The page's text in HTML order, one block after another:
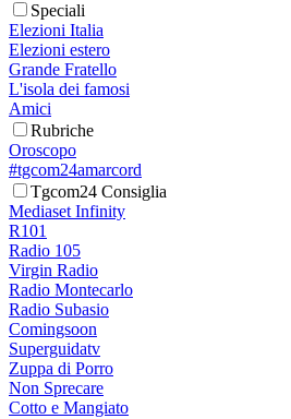
Speciali
Elezioni Italia
Elezioni estero
Grande Fratello
L'isola dei famosi
Amici
Rubriche
Oroscopo
#tgcom24amarcord
Tgcom24 Consiglia
Mediaset Infinity
R101
Radio 105
Virgin Radio
Radio Montecarlo
Radio Subasio
Comingsoon
Superguidatv
Zuppa di Porro
Non Sprecare
Cotto e Mangiato